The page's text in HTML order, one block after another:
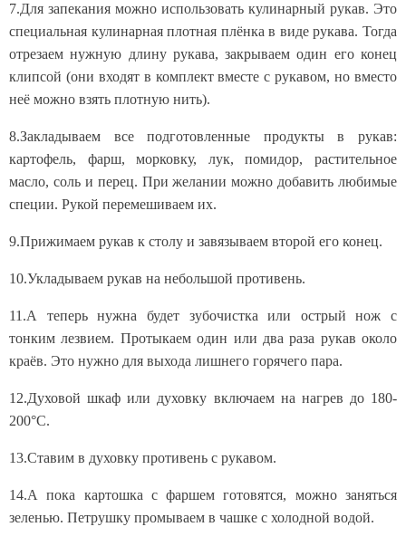
7.Для запекания можно использовать кулинарный рукав. Это
специальная кулинарная плотная плёнка в виде рукава. Тогда
отрезаем нужную длину рукава, закрываем один его конец
клипсой (они входят в комплект вместе с рукавом, но вместо
неё можно взять плотную нить).
8.Закладываем все подготовленные продукты в рукав:
картофель, фарш, морковку, лук, помидор, растительное
масло, соль и перец. При желании можно добавить любимые
специи. Рукой перемешиваем их.
9.Прижимаем рукав к столу и завязываем второй его конец.
10.Укладываем рукав на небольшой противень.
11.А теперь нужна будет зубочистка или острый нож с
тонким лезвием. Протыкаем один или два раза рукав около
краёв. Это нужно для выхода лишнего горячего пара.
12.Духовой шкаф или духовку включаем на нагрев до 180-
200°С.
13.Ставим в духовку противень с рукавом.
14.А пока картошка с фаршем готовятся, можно заняться
зеленью. Петрушку промываем в чашке с холодной водой.